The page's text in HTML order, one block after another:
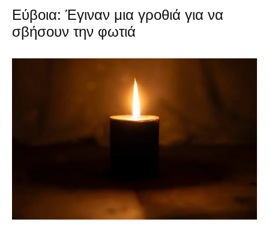
Εύβοια: Έγιναν μια γροθιά για να
σβήσουν την φωτιά